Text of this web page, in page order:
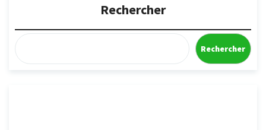
Rechercher
Rechercher